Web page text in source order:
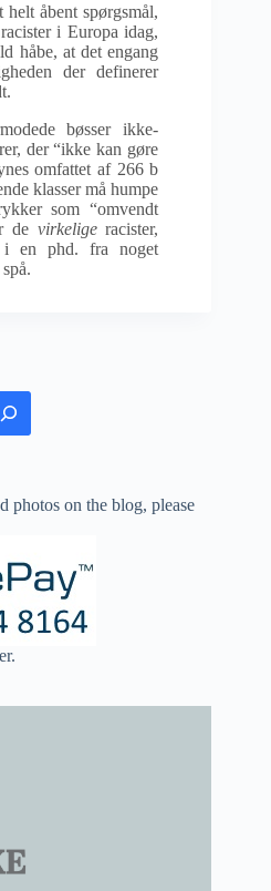
åbent spørgsmål,
i Europa idag,
håbe, at det engang
der definerer
bøsser ikke-
der “ikke kan gøre
omfattet af 266 b
klasser må humpe
som “omvendt
de virkeligeracister,
i en phd. fra noget
photos on the blog, please